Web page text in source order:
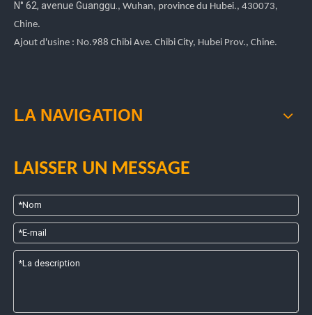
N° 62, avenue Guanggu., Wuhan, province du Hubei., 430073,
Chine.
Ajout d'usine : No.988 Chibi Ave. Chibi City, Hubei Prov., Chine.
LA NAVIGATION
LAISSER UN MESSAGE